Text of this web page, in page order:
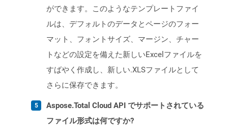
ができます。このようなテンプレートファイ
ルは、デフォルトのデータとページのフォー
マット、フォントサイズ、マージン、チャー
トなどの設定を備えた新しいExcelファイルを
すばやく作成し、新しい.XLSファイルとして
さらに保存できます。
Aspose.Total Cloud API でサポートされている
ファイル形式は何ですか?